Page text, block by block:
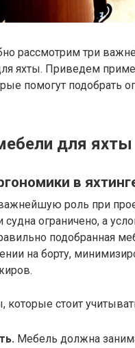
рассмотрим три
яхты. Приведем
помогут подобрать
для яхты
в
роль при
судна ограничено, а
подобранная
на борту,
стоит
Мебель должна